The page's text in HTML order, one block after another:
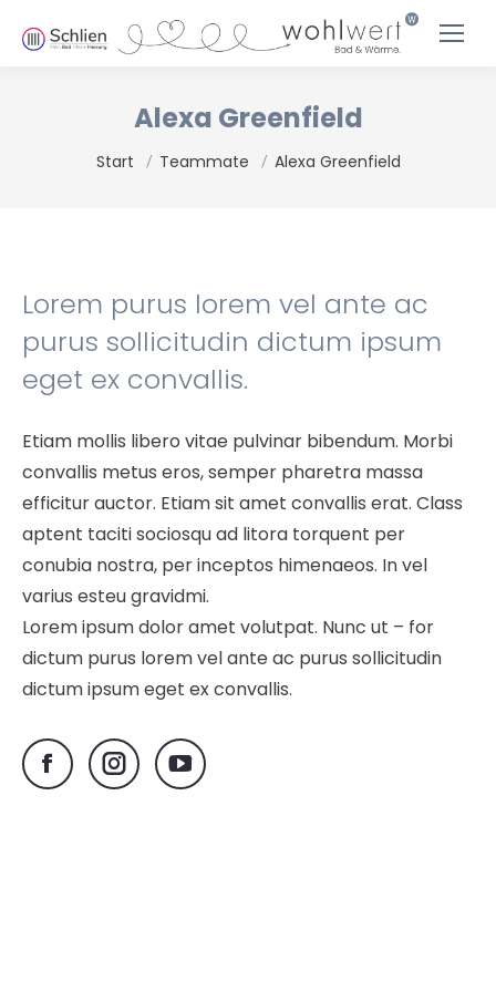
Alexa Greenfield
Sie befinden sich hier:
Start Teammate Alexa Greenfield
Lorem purus lorem vel ante ac
purus sollicitudin dictum ipsum
eget ex convallis.
Etiam mollis libero vitae pulvinar bibendum. Morbi
convallis metus eros, semper pharetra massa
efficitur auctor. Etiam sit amet convallis erat. Class
aptent taciti sociosqu ad litora torquent per
conubia nostra, per inceptos himenaeos. In vel
varius esteu gravidmi.
Lorem ipsum dolor amet volutpat. Nunc ut – for
dictum purus lorem vel ante ac purus sollicitudin
dictum ipsum eget ex convallis.
Facebook
Instagram
YouTube